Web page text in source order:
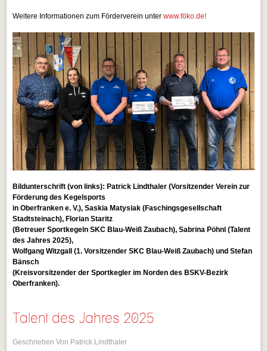
Weitere Informationen zum Förderverein unterwww.föko.de!
Bildunterschrift (von links): Patrick Lindthaler (Vorsitzender Verein zur
Förderung des Kegelsports
in Oberfranken e. V.), Saskia Matysiak (Faschingsgesellschaft
Stadtsteinach), Florian Staritz
(Betreuer Sportkegeln SKC Blau-Weiß Zaubach), Sabrina Pöhnl (Talent
des Jahres 2025),
Wolfgang Witzgall (1. Vorsitzender SKC Blau-Weiß Zaubach) und Stefan
Bänsch
(Kreisvorsitzender der Sportkegler im Norden des BSKV-Bezirk
Oberfranken).
Talent des Jahres 2025
Geschrieben Von Patrick Lindthaler